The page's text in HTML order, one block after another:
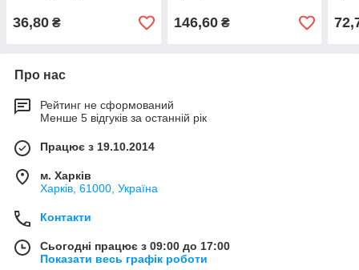
36,80 ₴ 146,60₴
Про нас
Рейтинг не сформований
Менше 5 відгуків за останній рік
Працює з 19.10.2014
м. Харків
Харків, 61000, Україна
Контакти
Сьогодні працює з 09:00 до 17:00
Показати весь графік роботи